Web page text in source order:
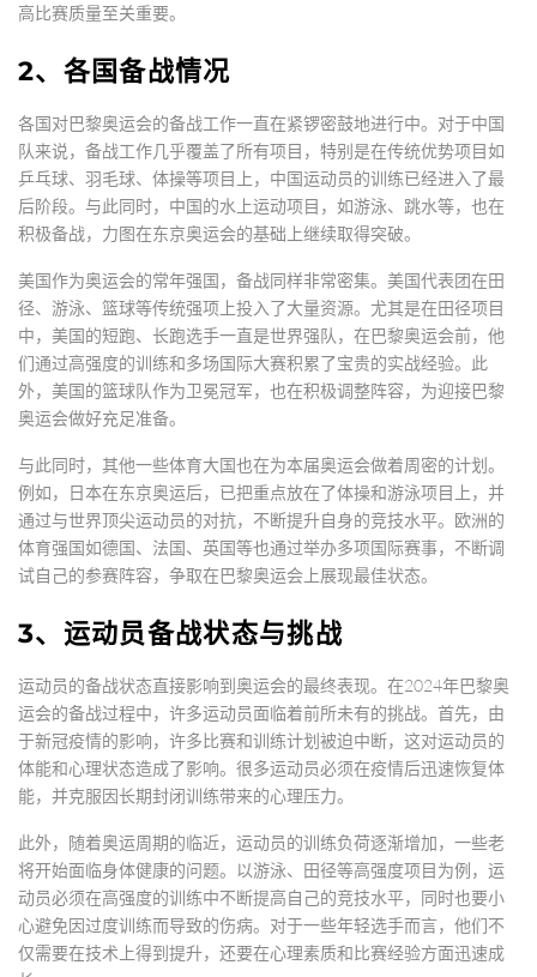
高比赛质量至关重要。
2、各国备战情况
各国对巴黎奥运会的备战工作一直在紧锣密鼓地进行中。对于中国
队来说，备战工作几乎覆盖了所有项目，特别是在传统优势项目如
乒乓球、羽毛球、体操等项目上，中国运动员的训练已经进入了最
后阶段。与此同时，中国的水上运动项目，如游泳、跳水等，也在
积极备战，力图在东京奥运会的基础上继续取得突破。
美国作为奥运会的常年强国，备战同样非常密集。美国代表团在田
径、游泳、篮球等传统强项上投入了大量资源。尤其是在田径项目
中，美国的短跑、长跑选手一直是世界强队，在巴黎奥运会前，他
们通过高强度的训练和多场国际大赛积累了宝贵的实战经验。此
外，美国的篮球队作为卫冕冠军，也在积极调整阵容，为迎接巴黎
奥运会做好充足准备。
与此同时，其他一些体育大国也在为本届奥运会做着周密的计划。
例如，日本在东京奥运后，已把重点放在了体操和游泳项目上，并
通过与世界顶尖运动员的对抗，不断提升自身的竞技水平。欧洲的
体育强国如德国、法国、英国等也通过举办多项国际赛事，不断调
试自己的参赛阵容，争取在巴黎奥运会上展现最佳状态。
3、运动员备战状态与挑战
运动员的备战状态直接影响到奥运会的最终表现。在2024年巴黎奥
运会的备战过程中，许多运动员面临着前所未有的挑战。首先，由
于新冠疫情的影响，许多比赛和训练计划被迫中断，这对运动员的
体能和心理状态造成了影响。很多运动员必须在疫情后迅速恢复体
能，并克服因长期封闭训练带来的心理压力。
此外，随着奥运周期的临近，运动员的训练负荷逐渐增加，一些老
将开始面临身体健康的问题。以游泳、田径等高强度项目为例，运
动员必须在高强度的训练中不断提高自己的竞技水平，同时也要小
心避免因过度训练而导致的伤病。对于一些年轻选手而言，他们不
仅需要在技术上得到提升，还要在心理素质和比赛经验方面迅速成